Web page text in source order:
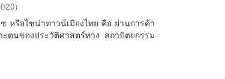
)
หรือไชน่าทาวน์เมืองไทย คือ ย่านการค้า
ตนของประวัติศาสตร์ทาง สถาปัตยกรรม